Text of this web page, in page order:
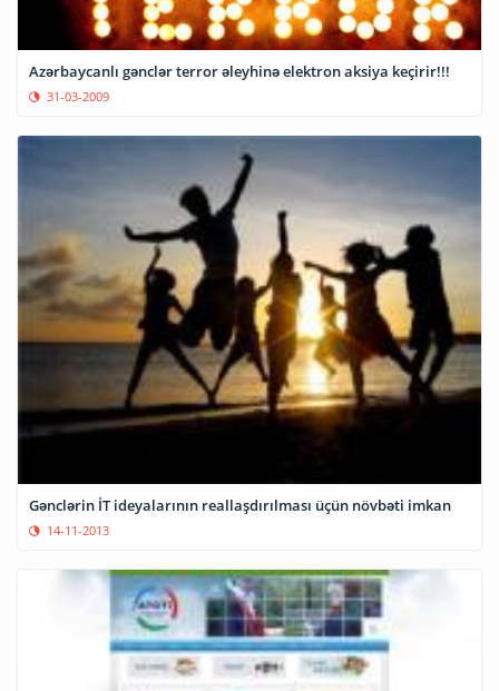
Azərbaycanlı gənclər terror əleyhinə elektron aksiya keçirir!!!
31-03-2009
Gənclərin İT ideyalarının reallaşdırılması üçün növbəti imkan
14-11-2013